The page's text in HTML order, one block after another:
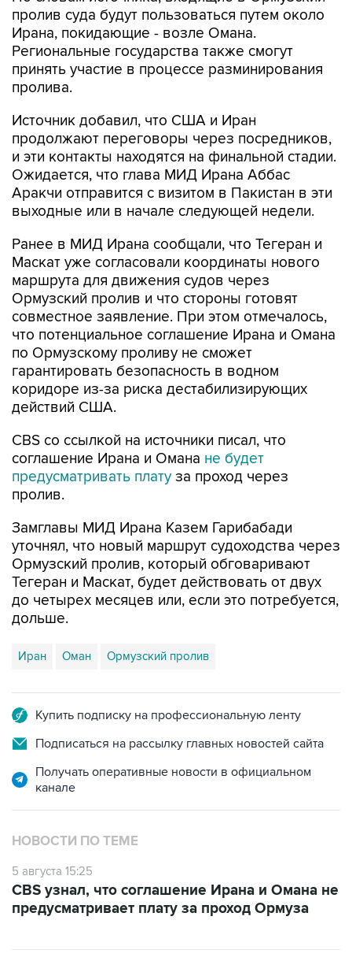
пролив суда будут пользоваться путем около
Ирана, покидающие - возле Омана.
Региональные государства также смогут
принять участие в процессе разминирования
пролива.
Источник добавил, что США и Иран
продолжают переговоры через посредников,
и эти контакты находятся на финальной стадии.
Ожидается, что глава МИД Ирана Аббас
Аракчи отправится с визитом в Пакистан в эти
выходные или в начале следующей недели.
Ранее в МИД Ирана сообщали, что Тегеран и
Маскат уже согласовали координаты нового
маршрута для движения судов через
Ормузский пролив и что стороны готовят
совместное заявление. При этом отмечалось,
что потенциальное соглашение Ирана и Омана
по Ормузскому проливу не сможет
гарантировать безопасность в водном
коридоре из-за риска дестабилизирующих
действий США.
CBS со ссылкой на источники писал, что
соглашение Ирана и Омана не будет
предусматривать плату за проход через
пролив.
Замглавы МИД Ирана Казем Гарибабади
уточнял, что новый маршрут судоходства через
Ормузский пролив, который обговаривают
Тегеран и Маскат, будет действовать от двух
до четырех месяцев или, если это потребуется,
дольше.
Иран Оман Ормузский пролив
Купить подписку на профессиональную ленту
Подписаться на рассылку главных новостей сайта
Получать оперативные новости в официальном
канале
НОВОСТИ ПО ТЕМЕ
5 августа 15:25
CBS узнал, что соглашение Ирана и Омана не
предусматривает плату за проход Ормуза